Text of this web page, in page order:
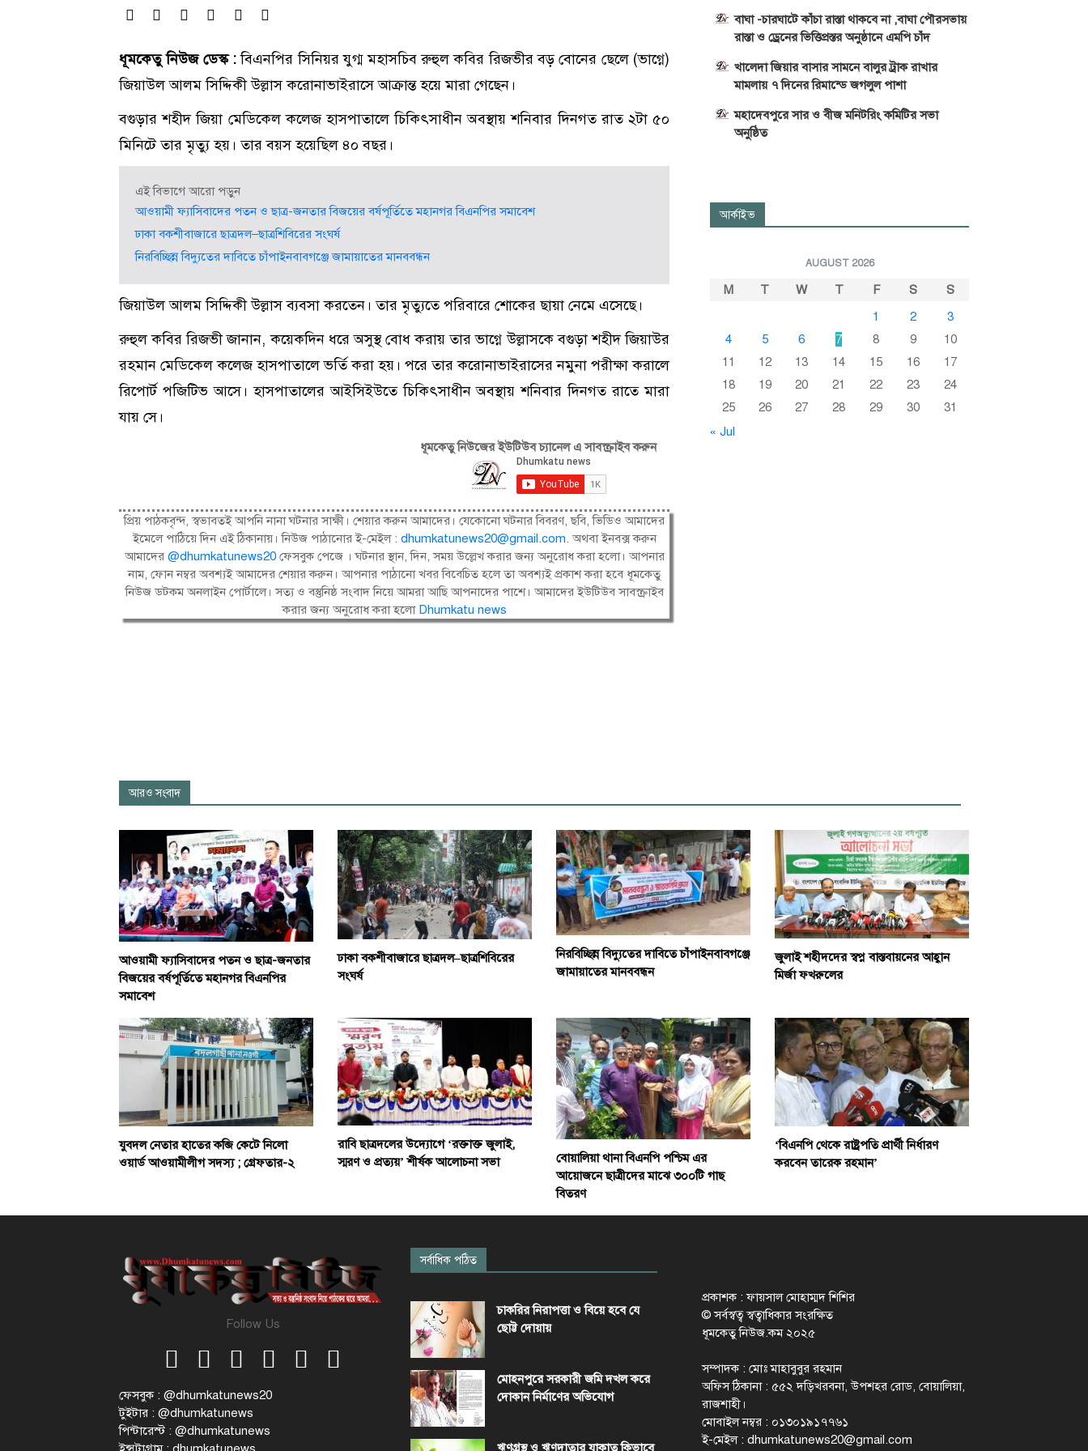
ধূমকেতু নিউজ ডেস্ক :বিএনপির সিনিয়র যুগ্ম মহাসচিব রুহুল কবির রিজভীর বড় বোনের ছেলে (ভাগ্নে)
জিয়াউল আলম সিদ্দিকী উল্লাস করোনাভাইরাসে আক্রান্ত হয়ে মারা গেছেন।
বগুড়ার শহীদ জিয়া মেডিকেল কলেজ হাসপাতালে চিকিৎসাধীন অবস্থায় শনিবার দিনগত রাত ২টা ৫০
মিনিটে তার মৃত্যু হয়। তার বয়স হয়েছিল ৪০ বছর।
এই বিভাগে আরো পড়ুন
আওয়ামী ফ্যাসিবাদের পতন ও ছাত্র-জনতার বিজয়ের বর্ষপূর্তিতে মহানগর বিএনপির সমাবেশ
ঢাকা বকশীবাজারে ছাত্রদল–ছাত্রশিবিরের সংঘর্ষ
নিরবিচ্ছিন্ন বিদ্যুতের দাবিতে চাঁপাইনবাবগঞ্জে জামায়াতের মানববন্ধন
জিয়াউল আলম সিদ্দিকী উল্লাস ব্যবসা করতেন। তার মৃত্যুতে পরিবারে শোকের ছায়া নেমে এসেছে।
রুহুল কবির রিজভী জানান, কয়েকদিন ধরে অসুস্থ বোধ করায় তার ভাগ্নে উল্লাসকে বগুড়া শহীদ জিয়াউর
রহমান মেডিকেল কলেজ হাসপাতালে ভর্তি করা হয়। পরে তার করোনাভাইরাসের নমুনা পরীক্ষা করালে
রিপোর্ট পজিটিভ আসে। হাসপাতালের আইসিইউতে চিকিৎসাধীন অবস্থায় শনিবার দিনগত রাতে মারা
যায় সে।
ধূমকেতু নিউজের ইউটিউব চ্যানেল এ সাবস্ক্রাইব করুন
প্রিয় পাঠকবৃন্দ, স্বভাবতই আপনি নানা ঘটনার সাক্ষী। শেয়ার করুন আমাদের। যেকোনো ঘটনার বিবরণ, ছবি, ভিডিও আমাদের
ইমেলে পাঠিয়ে দিন এই ঠিকানায়। নিউজ পাঠানোর ই-মেইল : dhumkatunews20@gmail.com. অথবা ইনবক্স করুন
আমাদের@dhumkatunews20 ফেসবুক পেজে । ঘটনার স্থান, দিন, সময় উল্লেখ করার জন্য অনুরোধ করা হলো। আপনার
নাম, ফোন নম্বর অবশ্যই আমাদের শেয়ার করুন। আপনার পাঠানো খবর বিবেচিত হলে তা অবশ্যই প্রকাশ করা হবে ধূমকেতু
নিউজ ডটকম অনলাইন পোর্টালে। সত্য ও বস্তুনিষ্ঠ সংবাদ নিয়ে আমরা আছি আপনাদের পাশে। আমাদের ইউটিউব সাবস্ক্রাইব
করার জন্য অনুরোধ করা হলো Dhumkatu news
বাঘা -চারঘাটে কাঁচা রাস্তা থাকবে না ,বাঘা পৌরসভায়
রাস্তা ও ড্রেনের ভিত্তিপ্রস্তর অনুষ্ঠানে এমপি চাঁদ
খালেদা জিয়ার বাসার সামনে বালুর ট্রাক রাখার
মামলায় ৭ দিনের রিমান্ডে জগলুল পাশা
মহাদেবপুরে সার ও বীজ মনিটরিং কমিটির সভা
অনুষ্ঠিত
আর্কাইভ
AUGUST 2026
M T W T F S
S
1
2
3
4
5 6 7 8 9
10
11
12 13 14 15 16
17
18
19 20 21 22 23
24
25
26 27 28 29 30
31
« Jul
আরও সংবাদ
আওয়ামী ফ্যাসিবাদের পতন ও ছাত্র-জনতার
বিজয়ের বর্ষপূর্তিতে মহানগর বিএনপির
সমাবেশ
ঢাকা বকশীবাজারে ছাত্রদল–ছাত্রশিবিরের
সংঘর্ষ
নিরবিচ্ছিন্ন বিদ্যুতের দাবিতে চাঁপাইনবাবগঞ্জে
জামায়াতের মানববন্ধন
জুলাই শহীদদের স্বপ্ন বাস্তবায়নের আহ্বান
মির্জা ফখরুলের
যুবদল নেতার হাতের কব্জি কেটে নিলো
ওয়ার্ড আওয়ামীলীগ সদস্য ; গ্রেফতার-২
রাবি ছাত্রদলের উদ্যোগে ‘রক্তাক্ত জুলাই,
স্মরণ ও প্রত্যয়’ শীর্ষক আলোচনা সভা
বোয়ালিয়া থানা বিএনপি পশ্চিম এর
আয়োজনে ছাত্রীদের মাঝে ৩০০টি গাছ
বিতরণ
‘বিএনপি থেকে রাষ্ট্রপতি প্রার্থী নির্ধারণ
করবেন তারেক রহমান’
Follow Us
ফেসবুক : @dhumkatunews20
টুইটার : @dhumkatunews
পিন্টারেস্ট : @dhumkatunews
সর্বাধিক পঠিত
চাকরির নিরাপত্তা ও বিয়ে হবে যে
ছোট্ট দোয়ায়
মোহনপুরে সরকারী জমি দখল করে
দোকান নির্মাণের অভিযোগ
প্রকাশক : ফায়সাল মোহাম্মদ শিশির
© সর্বস্বত্ব স্বত্বাধিকার সংরক্ষিত
ধূমকেতু নিউজ.কম ২০২৫
সম্পাদক : মোঃ মাহাবুবুর রহমান
অফিস ঠিকানা : ৫৫২ দড়িখরবনা, উপশহর রোড, বোয়ালিয়া,
রাজশাহী।
মোবাইল নম্বর : ০১৩০১৯১৭৭৬১
ই-মেইল : dhumkatunews20@gmail.com